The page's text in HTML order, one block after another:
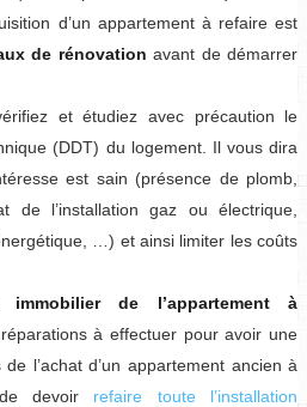
d’un appartement à refaire est
de rénovation avant de démarrer
et étudiez avec précaution le
(DDT) du logement. Il vous dira
est sain (présence de plomb,
de l’installation gaz ou électrique,
…) et ainsi limiter les coûts
immobilier de l’appartement à
à effectuer pour avoir une
l’achat d’un appartement ancien à
devoir refaire toute l’installation